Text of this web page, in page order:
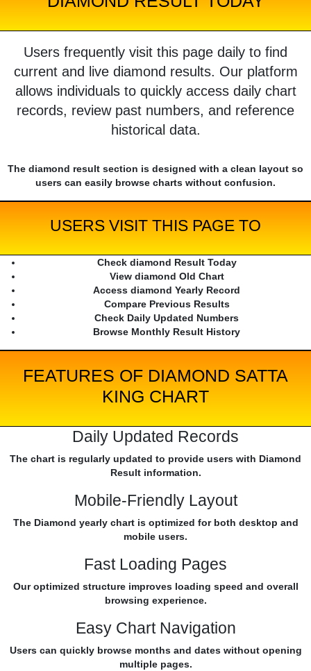
Users frequently visit this page daily to find
current and live diamond results. Our platform
allows individuals to quickly access daily chart
records, review past numbers, and reference
historical data.
The diamond result section is designed with a clean layout so
users can easily browse charts without confusion.
USERS VISIT THIS PAGE TO
Check diamond Result Today
View diamond Old Chart
Access diamond Yearly Record
Compare Previous Results
Check Daily Updated Numbers
Browse Monthly Result History
FEATURES OF DIAMOND SATTA
KING CHART
Daily Updated Records
The chart is regularly updated to provide users with Diamond
Result information.
Mobile-Friendly Layout
The Diamond yearly chart is optimized for both desktop and
mobile users.
Fast Loading Pages
Our optimized structure improves loading speed and overall
browsing experience.
Easy Chart Navigation
Users can quickly browse months and dates without opening
multiple pages.